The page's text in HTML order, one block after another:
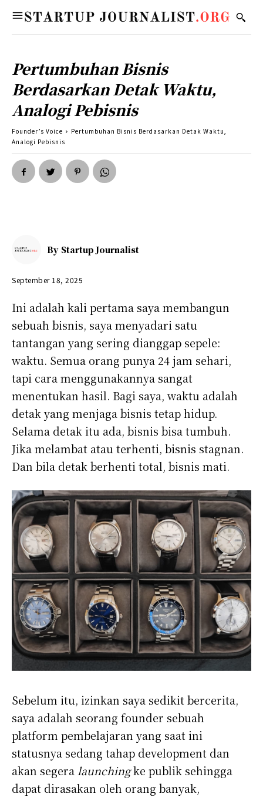
Pertumbuhan Bisnis
Berdasarkan Detak Waktu,
Analogi Pebisnis
Founder’s Voice
Pertumbuhan Bisnis Berdasarkan Detak Waktu,
Analogi Pebisnis
By Startup Journalist
September 18, 2025
Ini adalah kali pertama saya membangun
sebuah bisnis, saya menyadari satu
tantangan yang sering dianggap sepele:
waktu. Semua orang punya 24 jam sehari,
tapi cara menggunakannya sangat
menentukan hasil. Bagi saya, waktu adalah
detak yang menjaga bisnis tetap hidup.
Selama detak itu ada, bisnis bisa tumbuh.
Jika melambat atau terhenti, bisnis stagnan.
Dan bila detak berhenti total, bisnis mati.
Sebelum itu, izinkan saya sedikit bercerita,
saya adalah seorang founder sebuah
platform pembelajaran yang saat ini
statusnya sedang tahap development dan
akan segera launchingke publik sehingga
dapat dirasakan oleh orang banyak,